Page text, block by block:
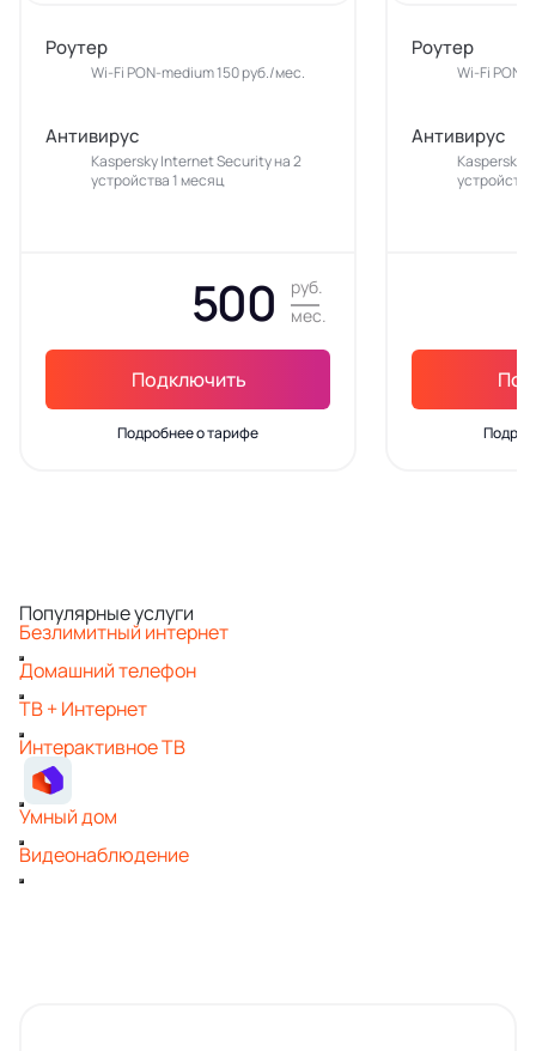
Роутер
Wi-Fi PON-medium 150 руб./мес.
Антивирус
Kaspersky Internet Security на 2
устройства 1 месяц
500
руб.
мес.
Подключить
Подробнее о тарифе
Роутер
Wi-Fi PON-
Антивирус
Kaspersky
Популярные услуги
Безлимитный интернет
Домашний телефон
ТВ + Интернет
Интерактивное ТВ
Умный дом
Видеонаблюдение